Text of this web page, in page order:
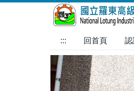
::: 回首頁 認